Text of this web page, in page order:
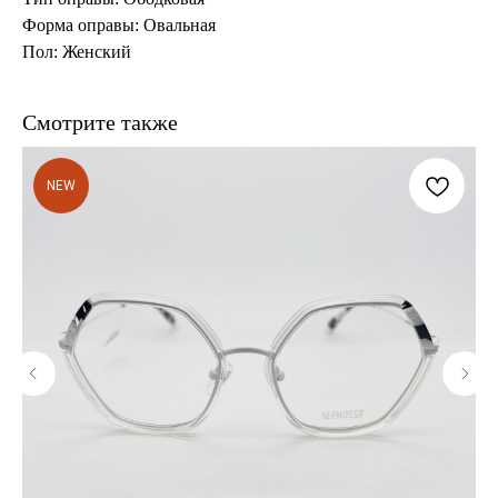
Форма оправы: Овальная
Пол: Женский
Смотрите также
NEW